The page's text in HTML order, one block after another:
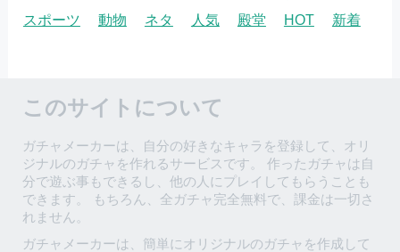
スポーツ
動物 ネタ 人気 殿堂 HOT 新着
このサイトについて
ガチャメーカーは、自分の好きなキャラを登録して、オリ
ジナルのガチャを作れるサービスです。 作ったガチャは自
分で遊ぶ事もできるし、他の人にプレイしてもらうことも
できます。 もちろん、全ガチャ完全無料で、課金は一切さ
れません。
ガチャメーカーは、簡単にオリジナルのガチャを作成して